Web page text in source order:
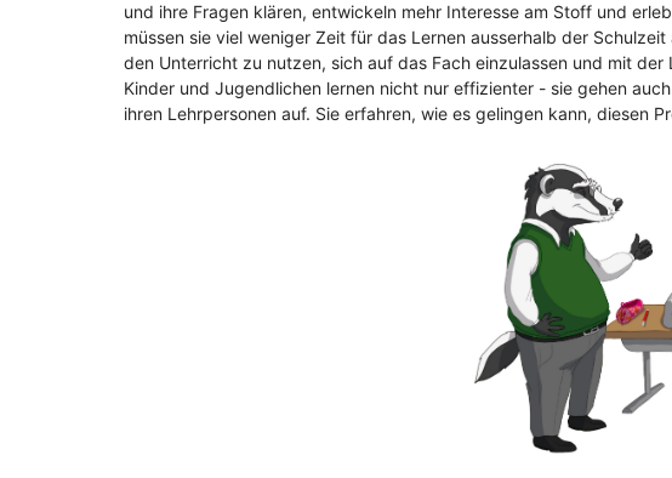
und ihre Fragen klären, entwickeln mehr Interesse am Stoff und
müssen sie viel weniger Zeit für das Lernen ausserhalb der
den Unterricht zu nutzen, sich auf das Fach einzulassen und mit
Kinder und Jugendlichen lernen nicht nur effizienter - sie gehen
ihren Lehrpersonen auf. Sie erfahren, wie es gelingen kann, diesen